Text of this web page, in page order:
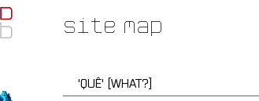
Site Map
'QUÊ' [WHAT?]